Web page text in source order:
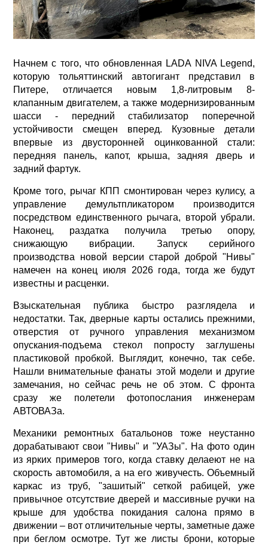
Начнем с того, что обновленная LADA NIVA Legend,
которую тольяттинский автогигант представил в
Питере, отличается новым 1,8-литровым 8-
клапанным двигателем, а также модернизированным
шасси - передний стабилизатор поперечной
устойчивости смещен вперед. Кузовные детали
впервые из двусторонней оцинкованной стали:
передняя панель, капот, крыша, задняя дверь и
задний фартук.
Кроме того, рычаг КПП смонтирован через кулису, а
управление демультпликатором производится
посредством единственного рычага, второй убрали.
Наконец, раздатка получила третью опору,
снижающую вибрации. Запуск серийного
производства новой версии старой доброй "Нивы"
намечен на конец июля 2026 года, тогда же будут
известны и расценки.
Взыскательная публика быстро разглядела и
недостатки. Так, дверные карты остались прежними,
отверстия от ручного управления механизмом
опускания-подъема стекол попросту заглушены
пластиковой пробкой. Выглядит, конечно, так себе.
Нашли внимательные фанаты этой модели и другие
замечания, но сейчас речь не об этом. С фронта
сразу же полетели фотопослания инженерам
АВТОВАЗа.
Механики ремонтных батальонов тоже неустанно
дорабатывают свои "Нивы" и "УАЗы". На фото один
из ярких примеров того, когда ставку делаеют не на
скорость автомобиля, а на его живучесть. Объемный
каркас из труб, "зашитый" сеткой рабицей, уже
привычное отсутствие дверей и массивные ручки на
крыше для удобства покидания салона прямо в
движении – вот отличительные черты, заметные даже
при беглом осмотре. Тут же листы брони, которые